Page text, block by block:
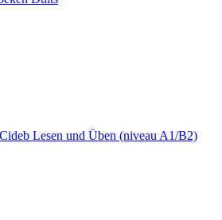
Cideb Lesen und Üben (niveau A1/B2)